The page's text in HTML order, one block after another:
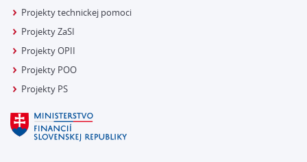
Projekty technickej pomoci
Projekty ZaSI
Projekty OPII
Projekty POO
Projekty PS